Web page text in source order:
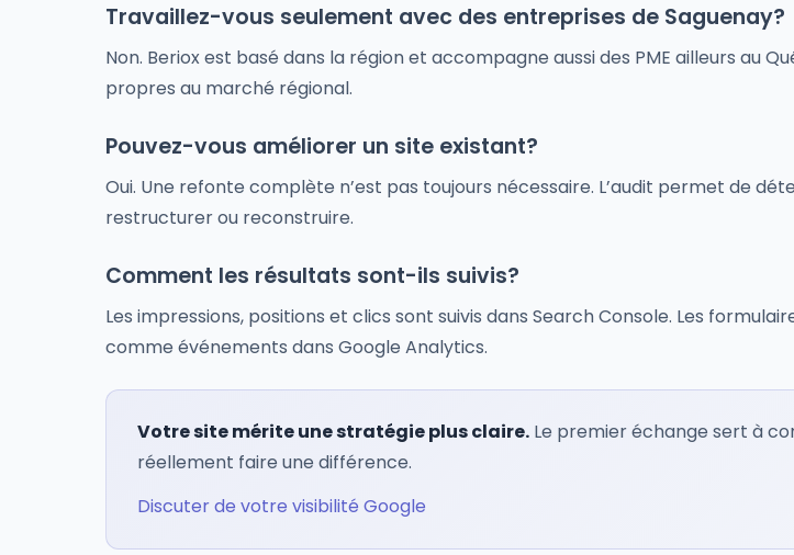
Travaillez-vous seulement avec des entreprises de Saguenay?
Non. Beriox est basé dans la région et accompagne aussi des PME ailleurs au
propres au marché régional.
Pouvez-vous améliorer un site existant?
Oui. Une refonte complète n’est pas toujours nécessaire. L’audit permet de
restructurer ou reconstruire.
Comment les résultats sont-ils suivis?
Les impressions, positions et clics sont suivis dans Search Console. Les
comme événements dans Google Analytics.
Votre site mérite une stratégie plus claire. Le premier échange sert à
réellement faire une différence.
Discuter de votre visibilité Google